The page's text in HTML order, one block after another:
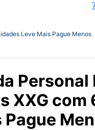
Leve Mais Pague Menos
XXG com
Pague